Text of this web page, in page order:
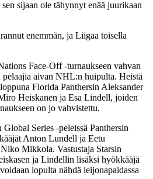
sijaan ole tähynnyt enää juurikaan
enemmän, ja Liigaa toisella
Face-Off -turnaukseen vahvan
pelaajia aivan NHL:n huipulta. Heistä
Florida Panthersin Aleksander
Heiskanen ja Esa Lindell, joiden
on jo vahvistettu.
Series -peleissä Panthersin
Anton Lundell ja Eetu
Mikkola. Vastustaja Starsin
ja Lindellin lisäksi hyökkääjä
lopulta nähdä leijonapaidassa